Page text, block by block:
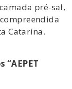
pré-sal,
Catarina.